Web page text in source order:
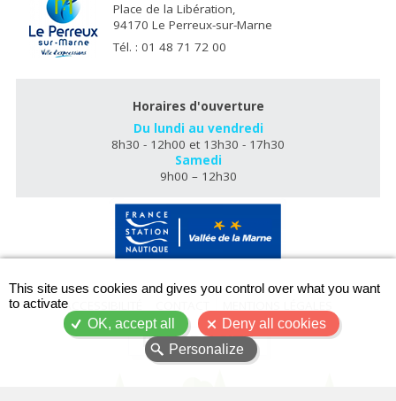
Place de la Libération,
94170 Le Perreux-sur-Marne
Tél. : 01 48 71 72 00
Horaires d'ouverture
Du lundi au vendredi
8h30 - 12h00 et 13h30 - 17h30
Samedi
9h00 – 12h30
ACCESSIBILITÉ
PLAN DU SITE
This site uses cookies and gives you control over what you want
to activate
OK, accept all
Deny all cookies
Personalize